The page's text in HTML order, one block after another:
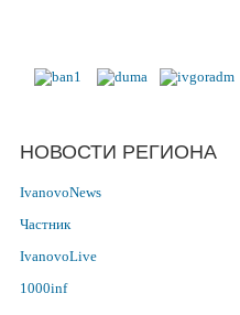
НОВОСТИ РЕГИОНА
IvanovoNews
Частник
IvanovoLive
1000inf